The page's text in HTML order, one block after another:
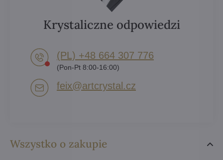
Wszystko o zakupie
Krystaliczne odpowiedzi
(PL) +48 664 307 776
(Pon-Pt 8:00-16:00)
feix​@artcrystal​.cz